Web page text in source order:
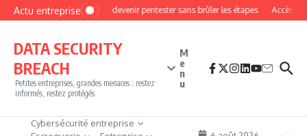
Aller au contenu
Actu entrepriseComment devenir pentester sans brûler les étapes Accès
DATA SECURITY
BREACH
Petites entreprises, grandes menaces : restez
informés, restez protégés
M
e
n
u
Cybersécurité entreprise